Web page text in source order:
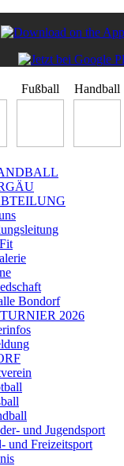
Fußball Handball
Bondorf
2026
und Jugendsport
und Freizeitsport